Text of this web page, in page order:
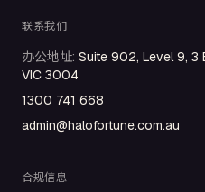
联系我们
办公地址: Suite 902, Level 9, 3
VIC 3004
1300 741 668
admin@halofortune.com.au
合规信息